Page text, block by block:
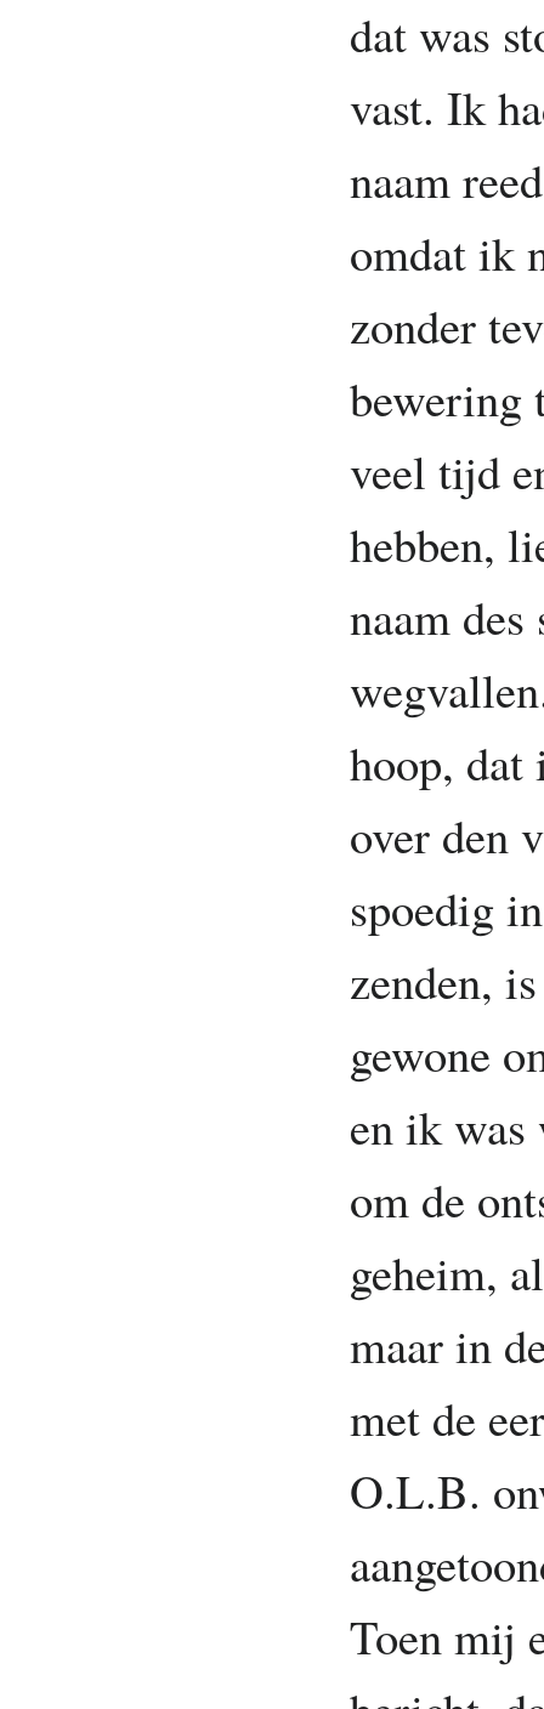
dat was
vast. Ik
naam
omdat ik
zonder
bewering
veel tijd
hebben,
naam
hoop,
over den
spoedig
zenden,
gewone
en ik was
om de
geheim,
maar in
met de
O.L.B.
Toen mij